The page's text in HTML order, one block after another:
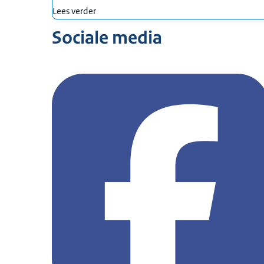
Lees verder
Sociale media